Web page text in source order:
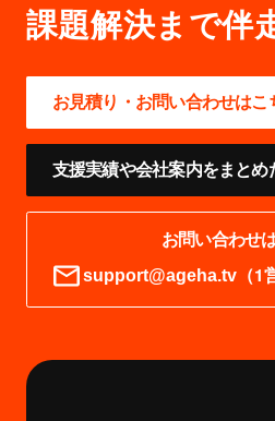
お見積り・お問い合わせはこ
支援実績や会社案内をまとめ
お問い合わせ
support@ageha.tv（1